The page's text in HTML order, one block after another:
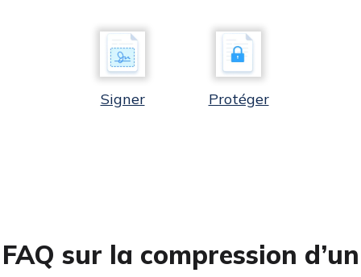
Signer Protéger
FAQ sur la compression d’un